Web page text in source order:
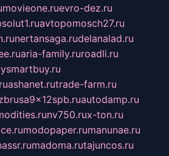
movieone.ruevro-dez.ru
avtopomosch27.ru
nertansaga.rudelanalad.ru
aria-family.ruroadli.ru
ashanet.rutrade-farm.ru
autodamp.ru
nv750.rux-ton.ru
modopaper.rumanunae.ru
madoma.rutajuncos.ru